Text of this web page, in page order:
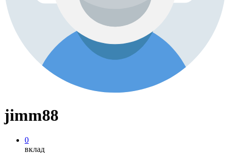
jimm88
0
вклад